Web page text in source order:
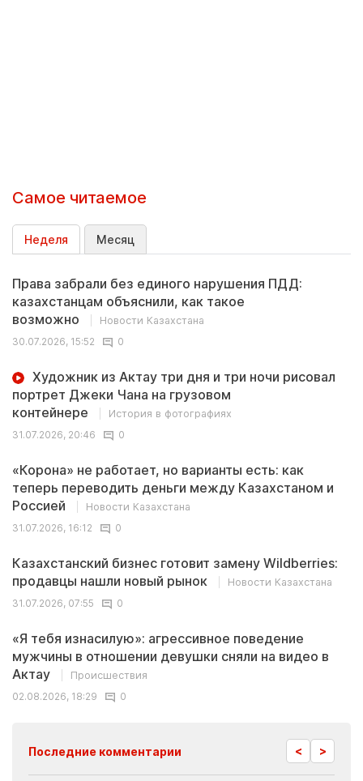
Самое читаемое
Неделя Месяц
Права забрали без единого нарушения ПДД:
казахстанцам объяснили, как такое
возможно
Новости Казахстана
30.07.2026, 15:52
0
Художник из Актау три дня и три ночи рисовал
портрет Джеки Чана на грузовом
контейнере
История в фотографиях
31.07.2026, 20:46
0
«Корона» не работает, но варианты есть: как
теперь переводить деньги между Казахстаном и
Россией
Новости Казахстана
31.07.2026, 16:12
0
Казахстанский бизнес готовит замену Wildberries:
продавцы нашли новый рынок
Новости Казахстана
31.07.2026, 07:55
0
«Я тебя изнасилую»: агрессивное поведение
мужчины в отношении девушки сняли на видео в
Актау
Происшествия
02.08.2026, 18:29
0
Последние комментарии < >